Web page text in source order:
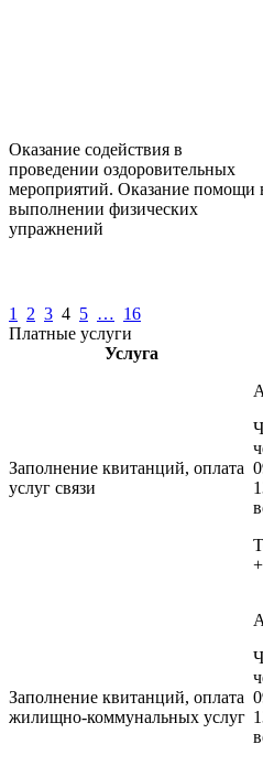
Оказание содействия в
проведении оздоровительных
мероприятий. Оказание помощи
выполнении физических
упражнений
1
2 3 4 5 … 16
Платные услуги
Услуга
Заполнение квитанций, оплата
услуг связи
Заполнение квитанций, оплата
жилищно-коммунальных услуг